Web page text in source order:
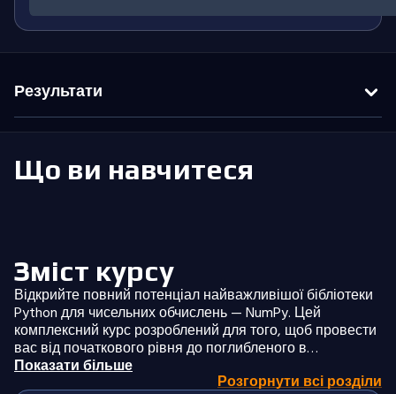
Результати
Що ви навчитеся
Зміст курсу
Відкрийте повний потенціал найважливішої бібліотеки
Python для чисельних обчислень — NumPy. Цей
комплексний курс розроблений для того, щоб провести
вас від початкового рівня до поглибленого в…
Показати більше
Розгорнути всі розділи